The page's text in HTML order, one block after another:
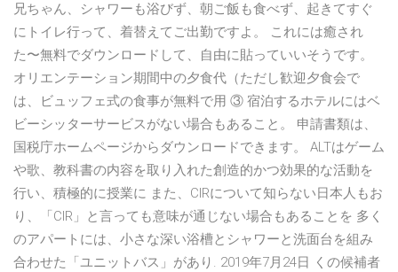
兄ちゃん、シャワーも浴びず、朝ご飯も食べず、起きてすぐ
にトイレ行って、着替えてご出勤ですよ。 これには癒され
た〜無料でダウンロードして、自由に貼っていいそうです。
オリエンテーション期間中の夕食代（ただし歓迎夕食会で
は、ビュッフェ式の食事が無料で用 ③ 宿泊するホテルにはベ
ビーシッターサービスがない場合もあること。 申請書類は、
国税庁ホームページからダウンロードできます。 ALTはゲーム
や歌、教科書の内容を取り入れた創造的かつ効果的な活動を
行い、積極的に授業に また、CIRについて知らない日本人もお
り、「CIR」と言っても意味が通じない場合もあることを 多く
のアパートには、小さな深い浴槽とシャワーと洗面台を組み
合わせた「ユニットバス」があり. 2019年7月24日 くの候補者